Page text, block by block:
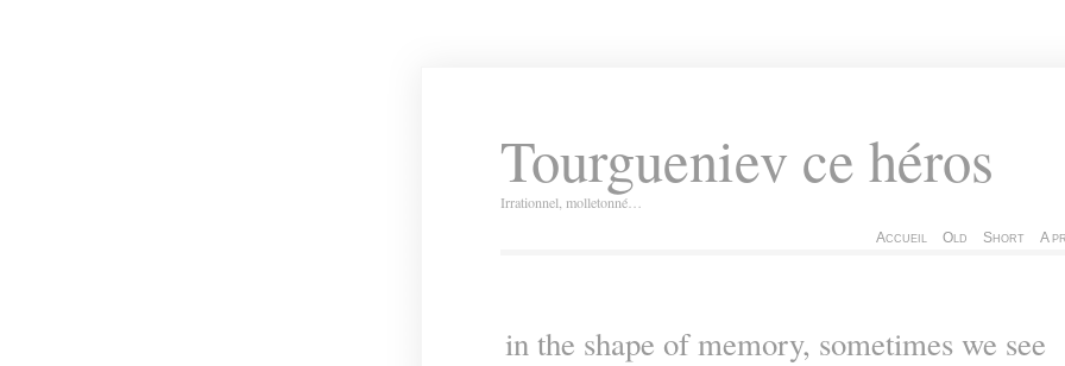
Tourgueniev ce héros
Irrationnel, molletonné…
Accueil Old Short A
in the shape of memory, sometimes we see